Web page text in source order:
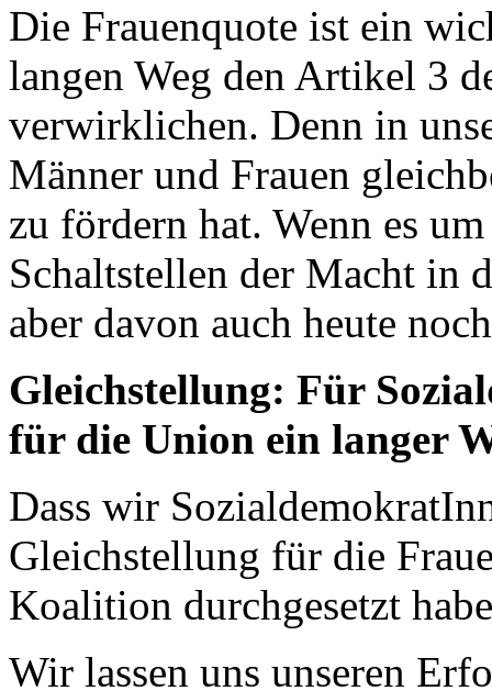
Die Frauenquote ist ein
langen Weg den Artikel 3
verwirklichen. Denn in
Männer und Frauen
zu fördern hat. Wenn es
Schaltstellen der Macht in
aber davon auch heute
Gleichstellung: Für
für die Union ein langer
Dass wir
Gleichstellung für die
Koalition durchgesetzt
Wir lassen uns unseren